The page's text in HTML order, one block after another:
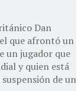
Dan
que afrontó un
un jugador que
y quien está
de un